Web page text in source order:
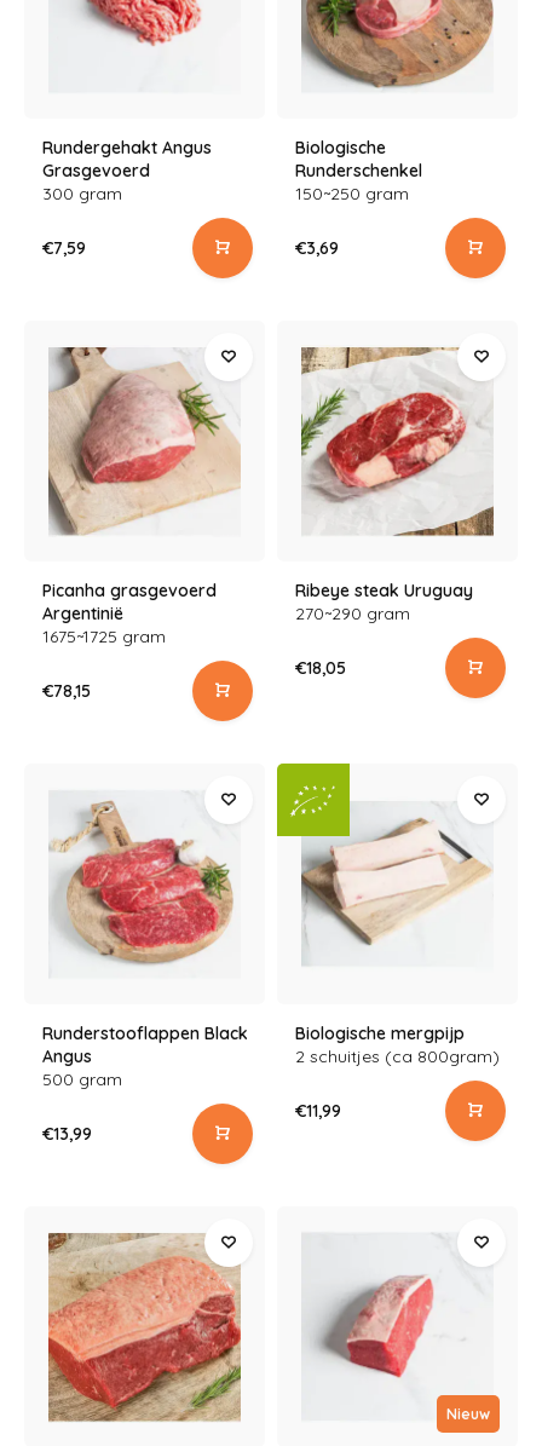
Rundergehakt Angus
Grasgevoerd
300 gram
€7,59
Biologische
Runderschenkel
150~250 gram
€3,69
Picanha grasgevoerd
Argentinië
1675~1725 gram
€78,15
Ribeye steak Uruguay
270~290 gram
€18,05
Runderstooflappen Black
Angus
500 gram
€13,99
Biologische mergpijp
2 schuitjes (ca 800gram)
€11,99
Nieuw